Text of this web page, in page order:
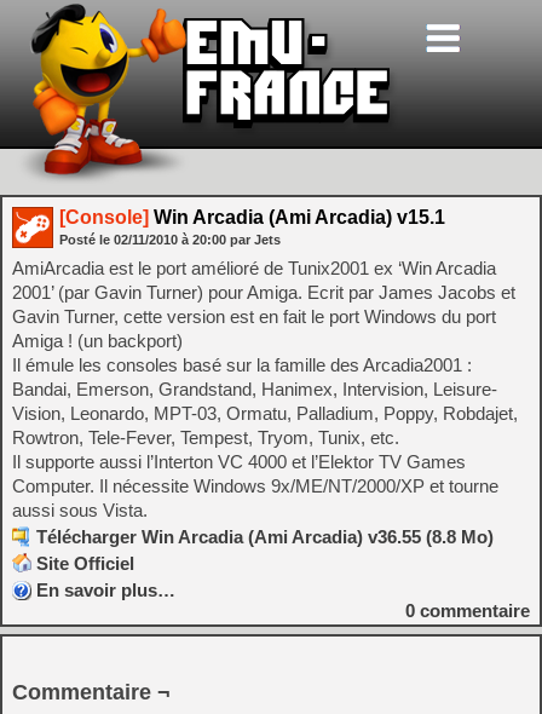
[Console] Win Arcadia (Ami Arcadia) v15.1
Posté le 02/11/2010 à 20:00 par Jets
AmiArcadia est le port amélioré de Tunix2001 ex ‘Win Arcadia
2001’ (par Gavin Turner) pour Amiga. Ecrit par James Jacobs et
Gavin Turner, cette version est en fait le port Windows du port
Amiga ! (un backport)
Il émule les consoles basé sur la famille des Arcadia2001 :
Bandai, Emerson, Grandstand, Hanimex, Intervision, Leisure-
Vision, Leonardo, MPT-03, Ormatu, Palladium, Poppy, Robdajet,
Rowtron, Tele-Fever, Tempest, Tryom, Tunix, etc.
Il supporte aussi l’Interton VC 4000 et l’Elektor TV Games
Computer. Il nécessite Windows 9x/ME/NT/2000/XP et tourne
aussi sous Vista.
Télécharger Win Arcadia (Ami Arcadia) v36.55 (8.8 Mo)
Site Officiel
En savoir plus…
0 commentaire
Commentaire ¬